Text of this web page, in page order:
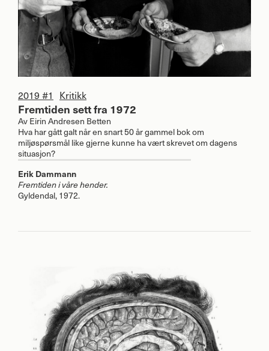
2019 #1 Kritikk
Fremtiden sett fra 1972
Av Eirin Andresen Betten
Hva har gått galt når en snart 50 år gammel bok om
miljøspørsmål like gjerne kunne ha vært skrevet om dagens
situasjon?
Erik Dammann
Fremtiden i våre hender.
Gyldendal, 1972.